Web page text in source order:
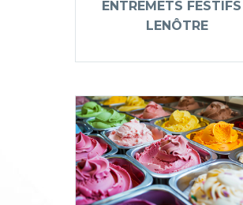
ENTREMETS
LENÔTRE